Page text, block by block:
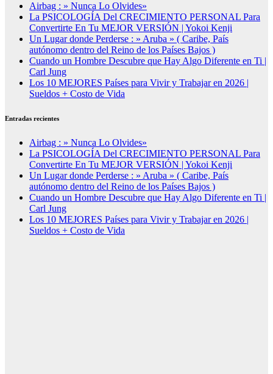
Airbag : » Nunca Lo Olvides»
La PSICOLOGÍA Del CRECIMIENTO PERSONAL Para
Convertirte En Tu MEJOR VERSIÓN | Yokoi Kenji
Un Lugar donde Perderse : » Aruba » ( Caribe, País
autónomo dentro del Reino de los Países Bajos )
Cuando un Hombre Descubre que Hay Algo Diferente en Ti |
Carl Jung
Los 10 MEJORES Países para Vivir y Trabajar en 2026 |
Sueldos + Costo de Vida
Entradas recientes
Airbag : » Nunca Lo Olvides»
La PSICOLOGÍA Del CRECIMIENTO PERSONAL Para
Convertirte En Tu MEJOR VERSIÓN | Yokoi Kenji
Un Lugar donde Perderse : » Aruba » ( Caribe, País
autónomo dentro del Reino de los Países Bajos )
Cuando un Hombre Descubre que Hay Algo Diferente en Ti |
Carl Jung
Los 10 MEJORES Países para Vivir y Trabajar en 2026 |
Sueldos + Costo de Vida